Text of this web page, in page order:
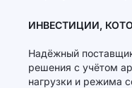
ИНВЕСТИЦИИ,
Надёжный
решения с учётом
нагрузки и режима